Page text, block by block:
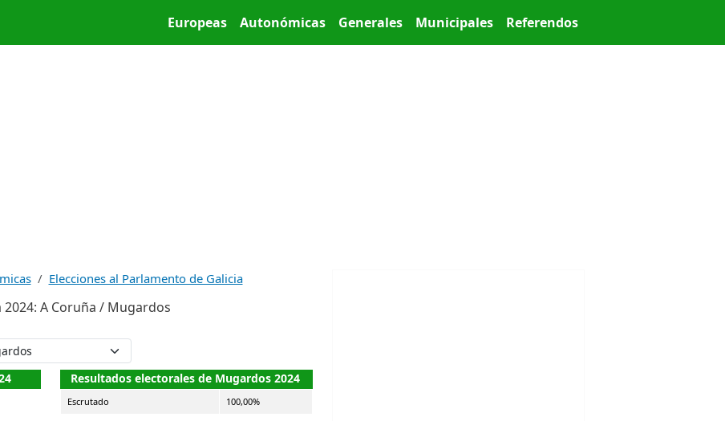
Main menu
Europeas Autonómicas Generales Municipales Referendos
Elecciones al Parlamento de Galicia
A Coruña / Mugardos
Resultados electorales de Mugardos 2024
Escrutado 100,00%